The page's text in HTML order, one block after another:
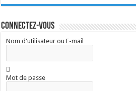
Connectez-vous
Nom d'utilisateur ou E-mail
Mot de passe